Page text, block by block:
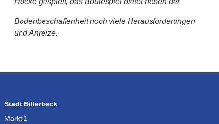
Hocke gespielt, das Boulespiel bietet neben der
Bodenbeschaffenheit noch viele Herausforderungen
und Anreize.
Stadt Billerbeck
Markt 1